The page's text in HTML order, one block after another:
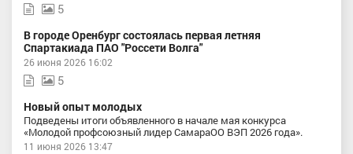
5
В городе Оренбург состоялась первая летняя
Спартакиада ПАО "Россети Волга"
26 июня 2026 16:02
5
Новый опыт молодых
Подведены итоги объявленного в начале мая конкурса
«Молодой профсоюзный лидер СамараОО ВЭП 2026 года».
11 июня 2026 13:47